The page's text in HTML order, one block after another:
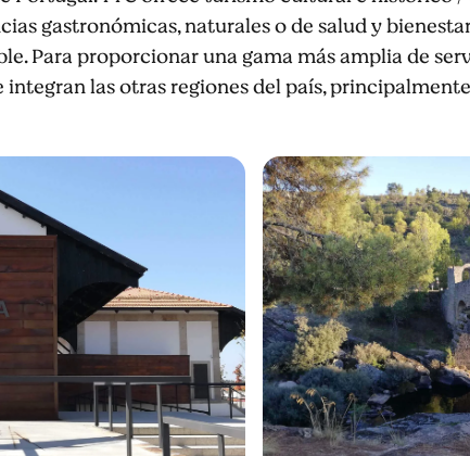
gastronómicas, naturales o de salud y
Para proporcionar una gama más amplia de
las otras regiones del país,